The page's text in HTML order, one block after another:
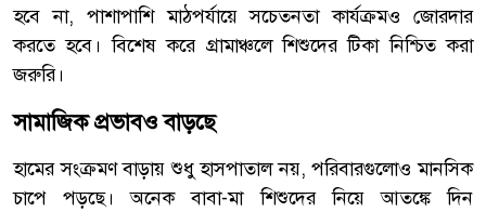
হবে না, পাশাপাশি মাঠপর্যায়ে সচেতনতা কার্যক্রমও জোরদার
করতে হবে। বিশেষ করে গ্রামাঞ্চলে শিশুদের টিকা নিশ্চিত করা
জরুরি।
সামাজিক প্রভাবও বাড়ছে
হামের সংক্রমণ বাড়ায় শুধু হাসপাতাল নয়, পরিবারগুলোও মানসিক
চাপে পড়ছে। অনেক বাবা-মা শিশুদের নিয়ে আতঙ্কে দিন